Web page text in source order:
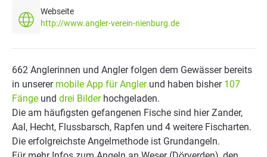
Webseite
http://www.angler-verein-nienburg.de
662 Anglerinnen und Angler folgen dem Gewässer bereits
in unserer mobile App für Anglerund haben bisher 107
Fänge und drei Bilderhochgeladen.
Die am häufigsten gefangenen Fische sind hier Zander,
Aal, Hecht, Flussbarsch, Rapfen und 4 weitere Fischarten.
Die erfolgreichste Angelmethode ist Grundangeln.